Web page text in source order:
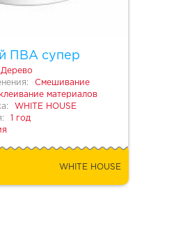
ПВА супер
Дерево
Смешивание
материалов
WHITE HOUSE
1 год
WHITE HOUSE